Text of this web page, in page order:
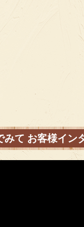
みて お客様イン